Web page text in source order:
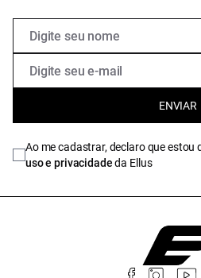
ENVIAR
Ao me cadastrar, declaro que estou
uso e privacidadeda Ellus